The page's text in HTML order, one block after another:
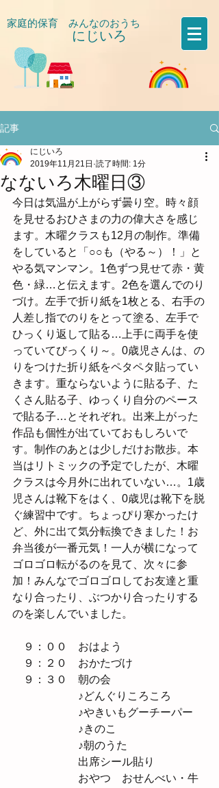
家庭的保育 みんなのおうち
にじいろ
記事
なないろ木曜日③
にじいろ
2019年11月21日 読了時間: 1分
今日は気温が上がらず曇り空。時々顔
を見せるおひさまの力の偉大さを感じ
ます。木曜クラスも12月の制作。準備
をしていると「○○も（やる～）！」と
やる気マンマン。1色ずつ見せて赤・黄
色・緑…と伝えます。2色を選んでのり
づけ。左手で折り紙を1枚とる、右手の
人差し指でのりをとって塗る、左手で
ひっくり返して貼る…上手に両手を使
っていてびっくり～。0歳児さんは、の
りをつけた折り紙をペタペタ貼ってい
きます。重ならないように貼る子、た
くさん貼る子、ゆっくり自分のペース
で貼る子…とそれぞれ。出来上がった
作品も個性が出ていておもしろいで
す。制作のあとは少しだけお散歩。本
当はリトミックの予定でしたが、木曜
クラスは今月外に出れていない…。1歳
児さんは靴下をはく、0歳児は靴下を脱
ぐ練習中です。ちょっぴり寒かったけ
ど、外に出て気分転換できました！お
弁当後が一番元気！一人が横になって
ゴロゴロ転がるのを見て、次々に参
加！みんなでゴロゴロしてお友達と重
なり合ったり、ぶつかり合ったりする
のを楽しんでいました。
９：００　おはよう
９：２０　おかたづけ
９：３０　朝の会
♪どんぐりころころ
♪やきいもグーチーパー
♪きのこ
♪朝のうた
出席シール貼り
おやつ　おせんべい・牛